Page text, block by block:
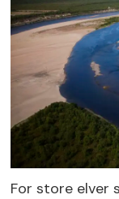
For store elver